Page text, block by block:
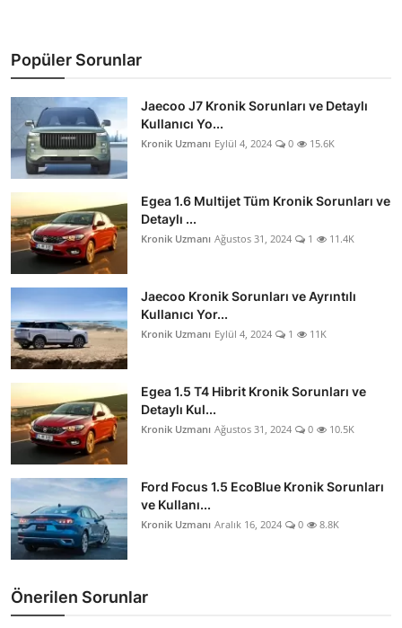
Popüler Sorunlar
Jaecoo J7 Kronik Sorunları ve Detaylı
Kullanıcı Yo...
Kronik Uzmanı Eylül 4, 2024 0 15.6K
Egea 1.6 Multijet Tüm Kronik Sorunları ve
Detaylı ...
Kronik Uzmanı Ağustos 31, 2024 1 11.4K
Jaecoo Kronik Sorunları ve Ayrıntılı
Kullanıcı Yor...
Kronik Uzmanı Eylül 4, 2024 1 11K
Egea 1.5 T4 Hibrit Kronik Sorunları ve
Detaylı Kul...
Kronik Uzmanı Ağustos 31, 2024 0 10.5K
Ford Focus 1.5 EcoBlue Kronik Sorunları
ve Kullanı...
Kronik Uzmanı Aralık 16, 2024 0 8.8K
Önerilen Sorunlar